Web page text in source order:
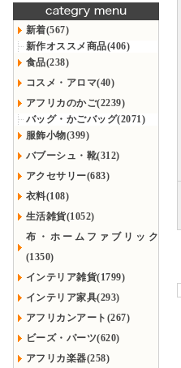
新着(567)
新作オススメ商品(406)
食品(238)
コスメ・アロマ(40)
アフリカのかご(2239)
バッグ・かごバッグ(2071)
服飾小物(399)
バブーシュ・靴(312)
アクセサリー(683)
衣料(108)
生活雑貨(1052)
布・ホームファブリック
(1350)
インテリア雑貨(1799)
インテリア家具(293)
アフリカンアート(267)
ビーズ・パーツ(620)
アフリカ楽器(258)